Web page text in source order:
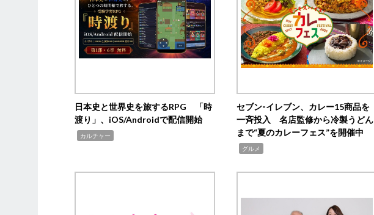
日本史と世界史を旅するRPG 「時
渡り」、iOS/Androidで配信開始
カルチャー
セブン‐イレブン、カレー15商品を
一斉投入 名店監修から冷製うどん
まで“夏のカレーフェス”を開催中
グルメ